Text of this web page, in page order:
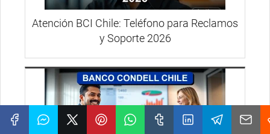
Atención BCI Chile: Teléfono para Reclamos
y Soporte 2026